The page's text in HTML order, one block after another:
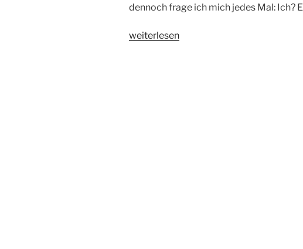
dennoch frage ich mich jedes Mal: Ich?
„MUTIG
weiterlesen